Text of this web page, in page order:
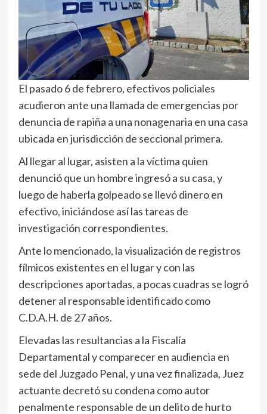
El pasado 6 de febrero, efectivos policiales
acudieron ante una llamada de emergencias por
denuncia de rapiña a una nonagenaria en una casa
ubicada en jurisdicción de seccional primera.
Al llegar al lugar, asisten a la víctima quien
denunció que un hombre ingresó a su casa, y
luego de haberla golpeado se llevó dinero en
efectivo, iniciándose así las tareas de
investigación correspondientes.
Ante lo mencionado, la visualización de registros
fílmicos existentes en el lugar y con las
descripciones aportadas, a pocas cuadras se logró
detener al responsable identificado como
C.D.A.H. de 27 años.
Elevadas las resultancias a la Fiscalía
Departamental y comparecer en audiencia en
sede del Juzgado Penal, y una vez finalizada, Juez
actuante decretó su condena como autor
penalmente responsable de un delito de hurto